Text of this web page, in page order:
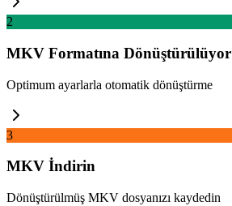
2
MKV Formatına Dönüştürülüyor
Optimum ayarlarla otomatik dönüştürme
3
MKV İndirin
Dönüştürülmüş MKV dosyanızı kaydedin